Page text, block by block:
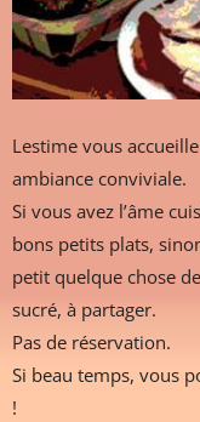
Lestime vous
ambiance conviviale.
Si vous avez l’âme
bons petits plats,
petit quelque chose
sucré, à partager.
Pas de réservation.
Si beau temps, vous
!